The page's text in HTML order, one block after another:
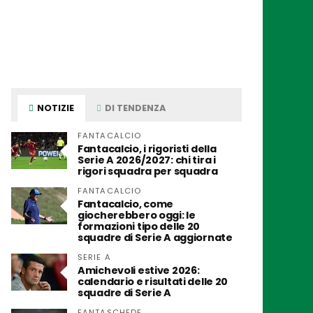
NOTIZIE DI TENDENZA
FANTACALCIO
Fantacalcio, i rigoristi della
Serie A 2026/2027: chi tira i
rigori squadra per squadra
FANTACALCIO
Fantacalcio, come
giocherebbero oggi: le
formazioni tipo delle 20
squadre di Serie A aggiornate
SERIE A
Amichevoli estive 2026:
calendario e risultati delle 20
squadre di Serie A